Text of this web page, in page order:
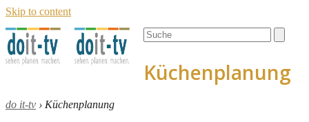
Skip to content
Open
mobile
Close
mobile
Search
Küchenplanung
do it-tv › Küchenplanung